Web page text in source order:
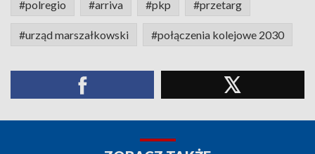
#polregio #arriva #pkp #przetarg
#urząd marszałkowski #połączenia kolejowe 2030